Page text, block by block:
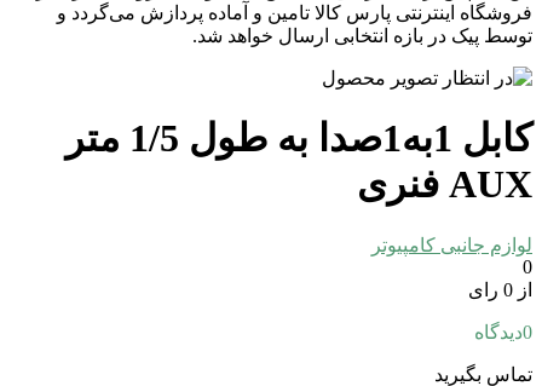
فروشگاه اینترنتی پارس کالا تامین و آماده پردازش می‌گردد و
توسط پیک در بازه انتخابی ارسال خواهد شد.
کابل 1به1صدا به طول 1/5 متر
AUX فنری
لوازم جانبی کامپیوتر
0
از 0 رای
0دیدگاه
تماس بگیرید